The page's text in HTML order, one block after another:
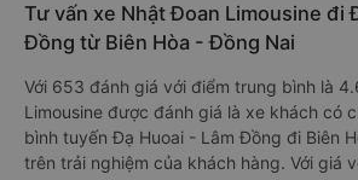
Tư vấn xe Nhật Đoan Limousine đi
Đồng từ Biên Hòa - Đồng Nai
Với 653 đánh giá với điểm trung bình là
Limousine được đánh giá là xe khách có
bình tuyến Đạ Huoai - Lâm Đồng đi Biên
trên trải nghiệm của khách hàng. Với giá